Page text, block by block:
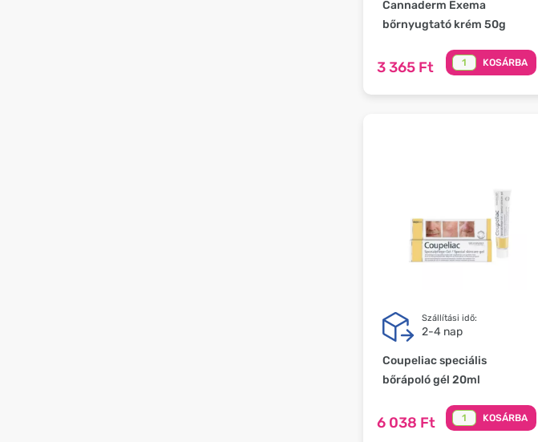
Cannaderm Exema
bőrnyugtató krém 50g
3 365 Ft KOSÁRBA
Szállítási idő:
2-4 nap
Coupeliac speciális
bőrápoló gél 20ml
6 038 Ft KOSÁRBA